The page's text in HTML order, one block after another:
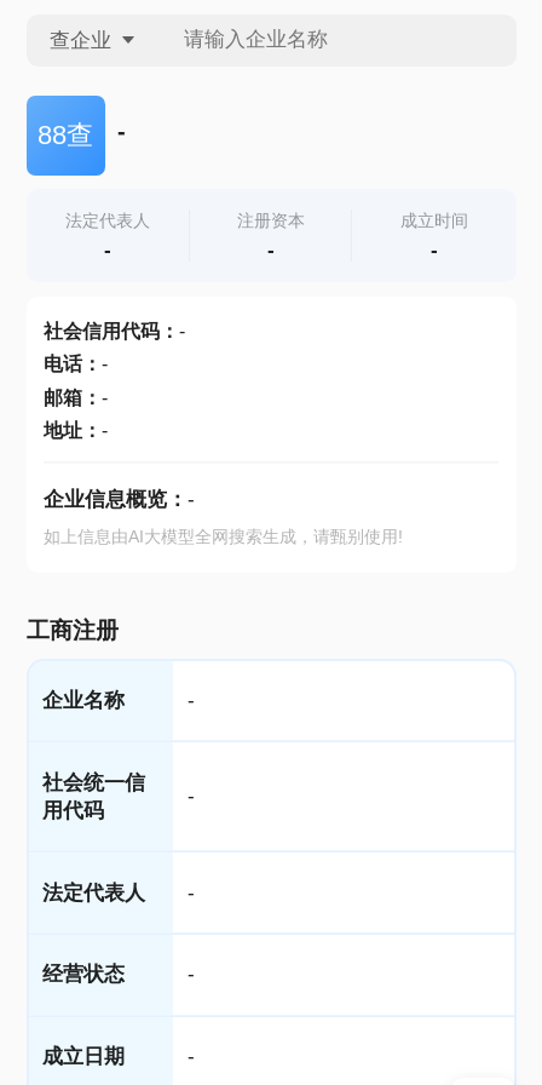
查企业
查企业
查产地
88查 -
法定代表人
-
注册资本
-
成立时间
-
社会信用代码： -
电话： -
邮箱： -
地址： -
企业信息概览： -
如上信息由AI大模型全网搜索生成，请甄别使用!
工商注册
企业名称 -
社会统一信
用代码
-
法定代表人 -
经营状态 -
成立日期 -